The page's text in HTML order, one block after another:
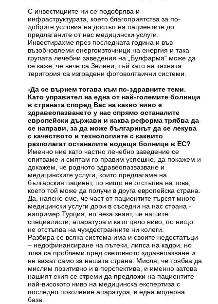
С инвестициите ни се подобрява и
инфраструктурата, което благоприятства за по-
добрите условия на достъп на пациентите до
предлаганите от нас медицински услуги.
Инвестирахме през последната година и във
възобновяеми енергоизточници на енергия и така
групата лечебни заведения на „Булфарма“ може да
се каже, че вече са Зелени, тъй като на тяхната
територия са изградени фотоволтаични системи.
-Да се върнем тогава към по-здравните теми.
Като управител на една от най-големите болници
в страната според Вас на какво ниво е
здравеопазването у нас спрямо останалите
европейски държави и каква реформа трябва да
се направи, за да може българинът да се лекува
с качеството и технологиите с каквито
разполагат останалите водещи болници в ЕС?
Именно ние като частно лечебно заведение се
опитваме и смятам го правим успешно, да покажем и
докажем, че родното здравеопазвазване и
медицинските услуги, които предлагаме на
българския пациент, по нищо не отстъпва на това,
което той може да получи в друга европейска страна.
Да, наясно сме, че част от пациентите търсят много
медицински услуги дори в съседни на нас страна -
например Турция, но нека знаят, че нашите
специалисти, апаратура и като цяло ниво, по нищо
не отстъпва на чуждестранните ни колеги.
Разбира се всяка система има и своите недостатъци
– недофинансиране на пътеки, липса на кадри, но
това са проблеми пред световното здравепазване и
не важат само за нашата страна. Мисля, че трябва да
мислим позитивно и в перспектива, и именно затова
нашият екип се стреми да предложи на пациентите
най-високото ниво на медицинска експертиза с
последно поколение апаратура, в една модерна
база.